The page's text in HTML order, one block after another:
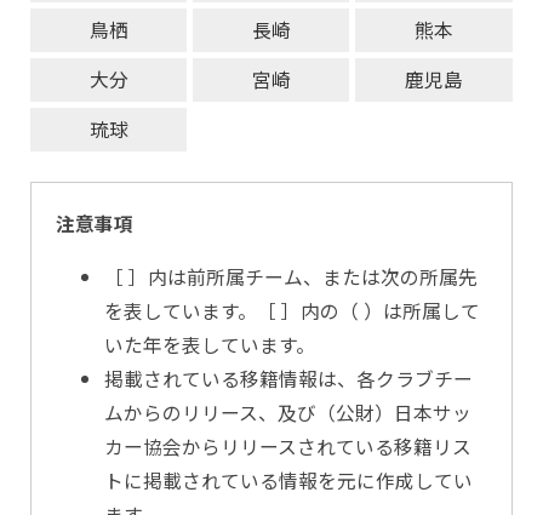
鳥栖
長崎
熊本
大分
宮崎
鹿児島
琉球
注意事項
［ ］内は前所属チーム、または次の所属先
を表しています。［ ］内の（ ）は所属して
いた年を表しています。
掲載されている移籍情報は、各クラブチー
ムからのリリース、及び（公財）日本サッ
カー協会からリリースされている移籍リス
トに掲載されている情報を元に作成してい